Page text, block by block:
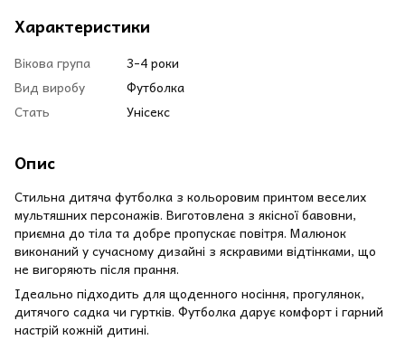
Характеристики
Вікова група
3-4 роки
Вид виробу
Футболка
Стать
Унісекс
Опис
Стильна дитяча футболка з кольоровим принтом веселих
мультяшних персонажів. Виготовлена з якісної бавовни,
приємна до тіла та добре пропускає повітря. Малюнок
виконаний у сучасному дизайні з яскравими відтінками, що
не вигоряють після прання.
Ідеально підходить для щоденного носіння, прогулянок,
дитячого садка чи гуртків. Футболка дарує комфорт і гарний
настрій кожній дитині.